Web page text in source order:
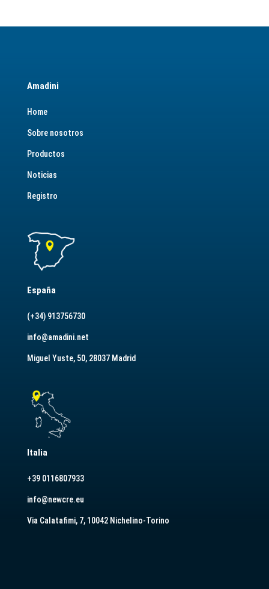
Amadini
Home
Sobre nosotros
Productos
Noticias
Registro
España
(+34) 913756730
info@amadini.net
Miguel Yuste, 50, 28037 Madrid
Italia
+39 0116807933
info@newcre.eu
Via Calatafimi, 7, 10042 Nichelino-Torino